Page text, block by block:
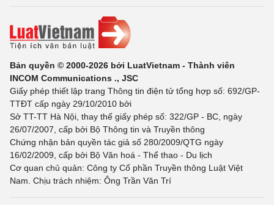
Bản quyền © 2000-2026 bởi LuatVietnam - Thành viên
INCOM Communications ., JSC
Giấy phép thiết lập trang Thông tin điện tử tổng hợp số: 692/GP-
TTĐT cấp ngày 29/10/2010 bởi
Sở TT-TT Hà Nội, thay thế giấy phép số: 322/GP - BC, ngày
26/07/2007, cấp bởi Bộ Thông tin và Truyền thông
Chứng nhận bản quyền tác giả số 280/2009/QTG ngày
16/02/2009, cấp bởi Bộ Văn hoá - Thể thao - Du lịch
Cơ quan chủ quản: Công ty Cổ phần Truyền thông Luật Việt
Nam. Chịu trách nhiệm: Ông Trần Văn Trí